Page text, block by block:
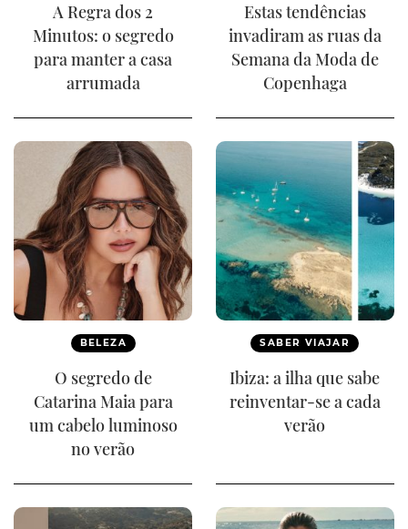
A Regra dos 2
Minutos: o segredo
para manter a casa
arrumada
Estas tendências
invadiram as ruas da
Semana da Moda de
Copenhaga
BELEZA
O segredo de
Catarina Maia para
um cabelo luminoso
no verão
SABER VIAJAR
Ibiza: a ilha que sabe
reinventar-se a cada
verão